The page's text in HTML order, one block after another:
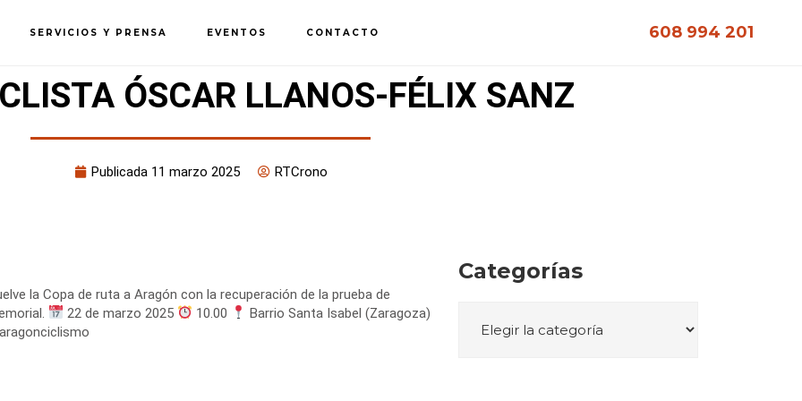
608 994 201
SERVICIOS Y PRENSA EVENTOS CONTACTO
ÓSCAR LLANOS-FÉLIX SANZ
Publicada 11 marzo 2025 RTCrono
la Copa de ruta a Aragón con la recuperación de la prueba de
22 de marzo 2025 10.00
Barrio Santa Isabel (Zaragoza)
Categorías